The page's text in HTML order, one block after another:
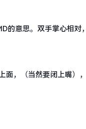
意思。双手掌心相对
，（当然要闭上嘴）